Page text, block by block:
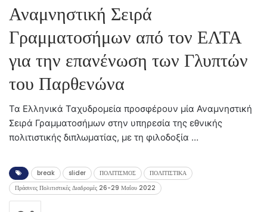
Αναμνηστική Σειρά
Γραμματοσήμων από τον ΕΛΤΑ
για την επανένωση των Γλυπτών
του Παρθενώνα
Τα Ελληνικά Ταχυδρομεία προσφέρουν μία Αναμνηστική
Σειρά Γραμματοσήμων στην υπηρεσία της εθνικής
πολιτιστικής διπλωματίας, με τη φιλοδοξία …
break slider ΠΟΛΙΤΙΣΜΟΣ
ΠΟΛΙΤΙΣΤΙΚΑ
Πράσινες Πολιτιστικές Διαδρομές 26-29 Μαΐου 2022